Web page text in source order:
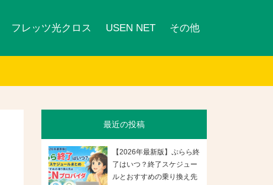
フレッツ光クロス USEN NET その他
最近の投稿
【2026年最新版】ぷらら終
了はいつ？終了スケジュー
ルとおすすめの乗り換え先